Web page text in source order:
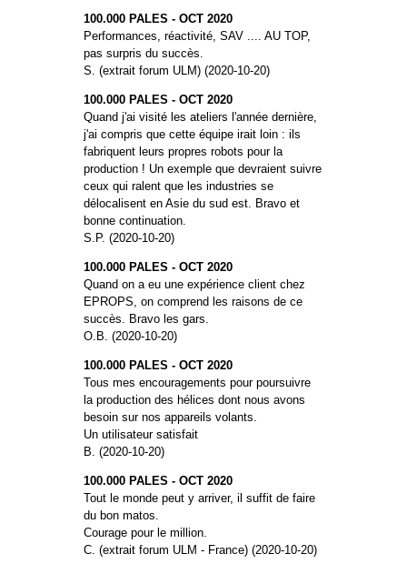
100.000 PALES - OCT 2020
Performances, réactivité, SAV .... AU TOP,
pas surpris du succès.
S. (extrait forum ULM) (2020-10-20)
100.000 PALES - OCT 2020
Quand j'ai visité les ateliers l'année dernière,
j'ai compris que cette équipe irait loin : ils
fabriquent leurs propres robots pour la
production ! Un exemple que devraient suivre
ceux qui ralent que les industries se
délocalisent en Asie du sud est. Bravo et
bonne continuation.
S.P. (2020-10-20)
100.000 PALES - OCT 2020
Quand on a eu une expérience client chez
EPROPS, on comprend les raisons de ce
succès. Bravo les gars.
O.B. (2020-10-20)
100.000 PALES - OCT 2020
Tous mes encouragements pour poursuivre
la production des hélices dont nous avons
besoin sur nos appareils volants.
Un utilisateur satisfait
B. (2020-10-20)
100.000 PALES - OCT 2020
Tout le monde peut y arriver, il suffit de faire
du bon matos.
Courage pour le million.
C. (extrait forum ULM - France) (2020-10-20)